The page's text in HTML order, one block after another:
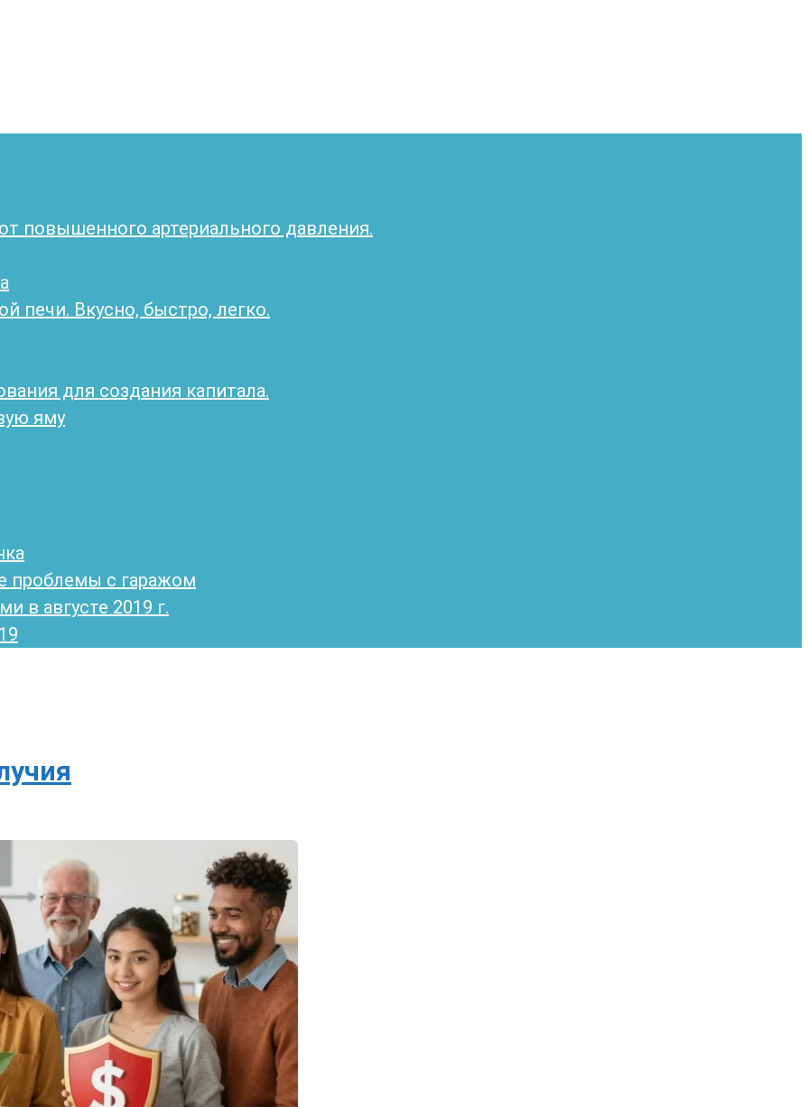
повышенного артериального давления.
печи. Вкусно, быстро, легко.
для создания капитала.
яму
проблемы с гаражом
в августе 2019 г.